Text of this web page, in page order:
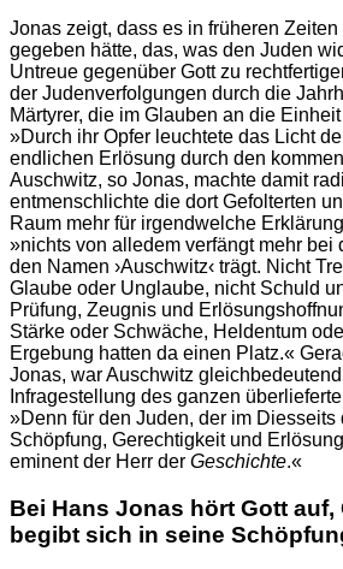
Jonas zeigt, dass es in früheren
gegeben hätte, das, was den Juden
Untreue gegenüber Gott zu
der Judenverfolgungen durch die
Märtyrer, die im Glauben an die
»Durch ihr Opfer leuchtete das Licht
endlichen Erlösung durch den
Auschwitz, so Jonas, machte damit
entmenschlichte die dort Gefolterten
Raum mehr für irgendwelche
»nichts von alledem verfängt mehr bei
den Namen ›Auschwitz‹ trägt. Nicht
Glaube oder Unglaube, nicht Schuld
Prüfung, Zeugnis und
Stärke oder Schwäche, Heldentum
Ergebung hatten da einen Platz.«
Jonas, war Auschwitz
Infragestellung des ganzen
»Denn für den Juden, der im Diesseits
Schöpfung, Gerechtigkeit und
eminent der Herr der Geschichte.«
Bei Hans Jonas hört Gott auf,
begibt sich in seine